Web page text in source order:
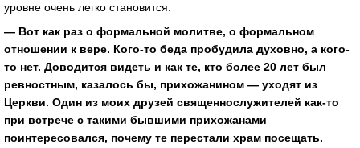
уровне очень легко становится.
— Вот как раз о формальной молитве, о формальном
отношении к вере. Кого-то беда пробудила духовно, а кого-
то нет. Доводится видеть и как те, кто более 20 лет был
ревностным, казалось бы, прихожанином — уходят из
Церкви. Один из моих друзей священнослужителей как-то
при встрече с такими бывшими прихожанами
поинтересовался, почему те перестали храм посещать.